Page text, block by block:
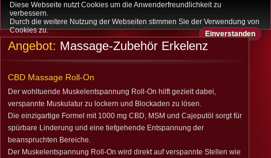
Last Minute
Sitemap
Datenschutz
Kontakt
Diese Webseite nutzt Cookies um die Anwenderfreundlichkeit zu
verbessern.
Durch die weitere Nutzung der Webseiten stimmen Sie der Verwendung von
Cookies zu.
Einverstanden
Angebot: Massage-Zubehör Erkelenz
CBD Massage Roll-On
Der wohltuende Muskelentspannung Roll-On hilft gezielt dabei,
verspannte Muskulatur zu lockern und Blockaden zu lösen.
Die einzigartige Formel mit 1000 mg CBD, MSM und Cajeputöl sorgt für
spürbare Linderung und eine tiefgehende Entspannung der
beanspruchten Bereiche.
Der Muskelentspannung Roll-On wird direkt auf verspannte Stellen wie